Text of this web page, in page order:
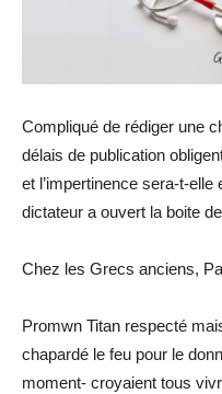
Compliqué de rédiger une
délais de publication
et l’impertinence sera-t-
dictateur a ouvert la boite
Chez les Grecs anciens,
Promwn Titan respecté
chapardé le feu pour le
moment- croyaient tous